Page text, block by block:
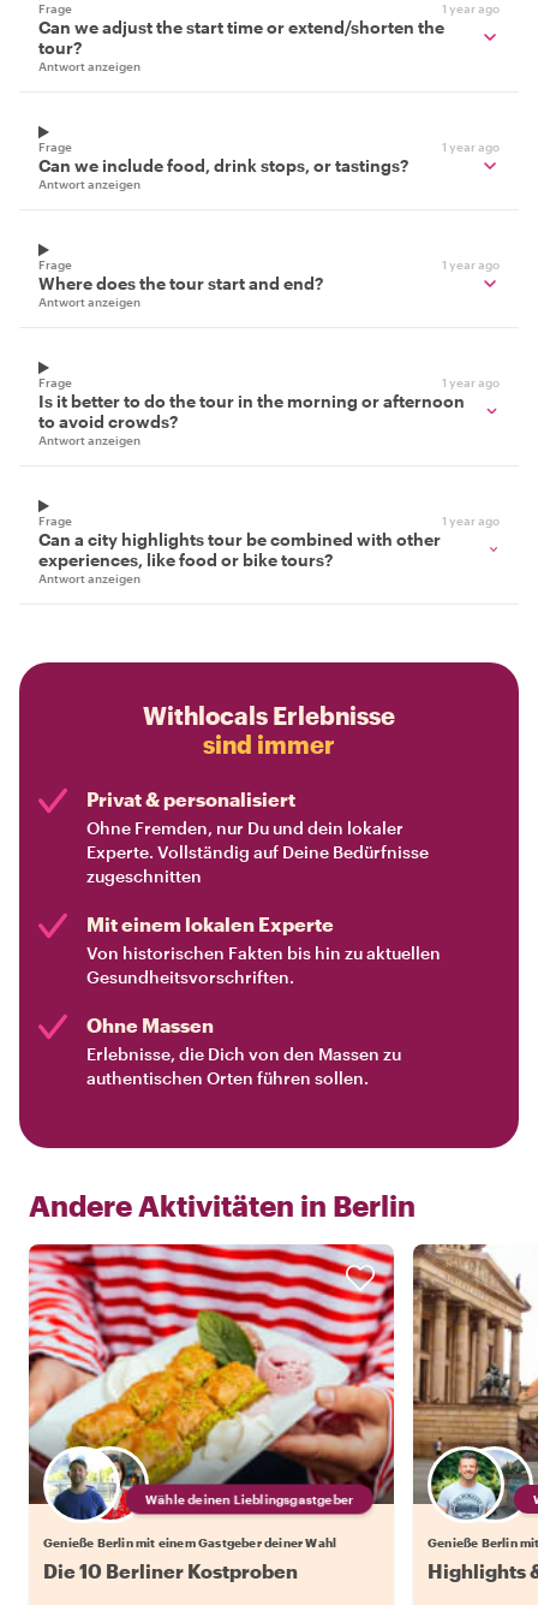
Frage 1 year ago
Can we adjust the start time or extend/shorten the
tour?
Antwort anzeigen
Frage 1 year ago
Can we include food, drink stops, or tastings?
Antwort anzeigen
Frage 1 year ago
Where does the tour start and end?
Antwort anzeigen
Frage 1 year ago
Is it better to do the tour in the morning or afternoon
to avoid crowds?
Antwort anzeigen
Frage 1 year ago
Can a city highlights tour be combined with other
experiences, like food or bike tours?
Antwort anzeigen
Withlocals Erlebnisse
sind immer
Privat & personalisiert
Ohne Fremden, nur Du und dein lokaler
Experte. Vollständig auf Deine Bedürfnisse
zugeschnitten
Mit einem lokalen Experte
Von historischen Fakten bis hin zu aktuellen
Gesundheitsvorschriften.
Ohne Massen
Erlebnisse, die Dich von den Massen zu
authentischen Orten führen sollen.
Andere Aktivitäten in Berlin
Wähle deinen Lieblingsgastgeber
Genieße Berlin mit einem Gastgeber deiner Wahl
Die 10 Berliner Kostproben
Genieße Berlin
Highlights